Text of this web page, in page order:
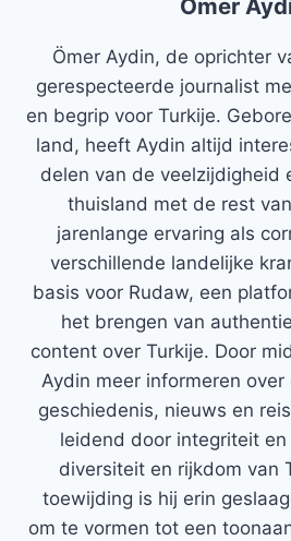
Ömer
Ömer Aydin, de oprichter
gerespecteerde journalist
en begrip voor Turkije.
land, heeft Aydin altijd
delen van de veelzijdigheid
thuisland met de rest
jarenlange ervaring als
verschillende landelijke
basis voor Rudaw, een
het brengen van
content over Turkije. Door
Aydin meer informeren over
geschiedenis, nieuws en
leidend door integriteit
diversiteit en rijkdom van
toewijding is hij erin
om te vormen tot een